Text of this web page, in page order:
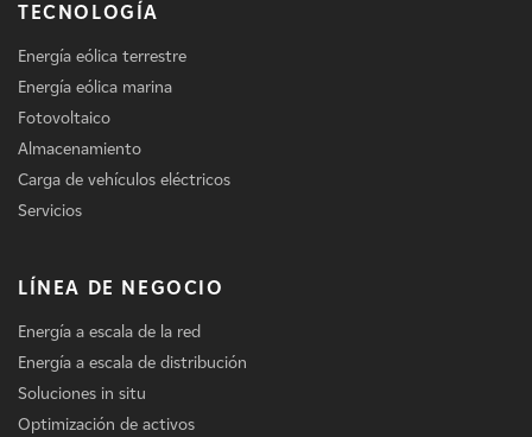
TECNOLOGÍA
Energía eólica terrestre
Energía eólica marina
Fotovoltaico
Almacenamiento
Carga de vehículos eléctricos
Servicios
LÍNEA DE NEGOCIO
Energía a escala de la red
Energía a escala de distribución
Soluciones in situ
Optimización de activos